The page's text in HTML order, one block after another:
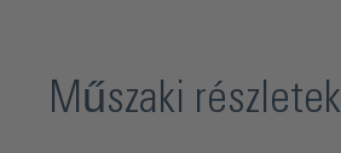
Műszaki részletek